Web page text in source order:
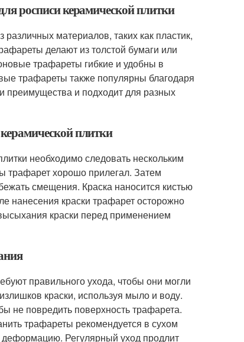
росписи керамической плитки
материалов, таких как пластик,
делают из толстой бумаги или
трафареты гибкие и удобны в
трафареты также популярны благодаря
преимущества и подходит для разных
плитки
необходимо следовать нескольким
трафарет хорошо прилегал. Затем
смещения. Краска наносится кистью
нанесения краски трафарет осторожно
краски перед применением
правильного ухода, чтобы они могли
краски, используя мыло и воду.
не повредить поверхность трафарета.
трафареты рекомендуется в сухом
Регулярный уход продлит